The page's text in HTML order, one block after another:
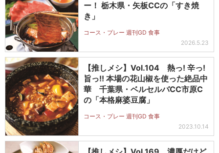
ー！ 栃木県・矢板CCの「すき焼
き」
コース・プレー 週刊GD 食事
2026.5.23
【推しメシ】Vol.104 熱っ! 辛っ!
旨っ!! 本場の花山椒を使った絶品中
華 千葉県・ベルセルバCC市原C
の「本格麻婆豆腐」
コース・プレー 週刊GD 食事
2023.10.14